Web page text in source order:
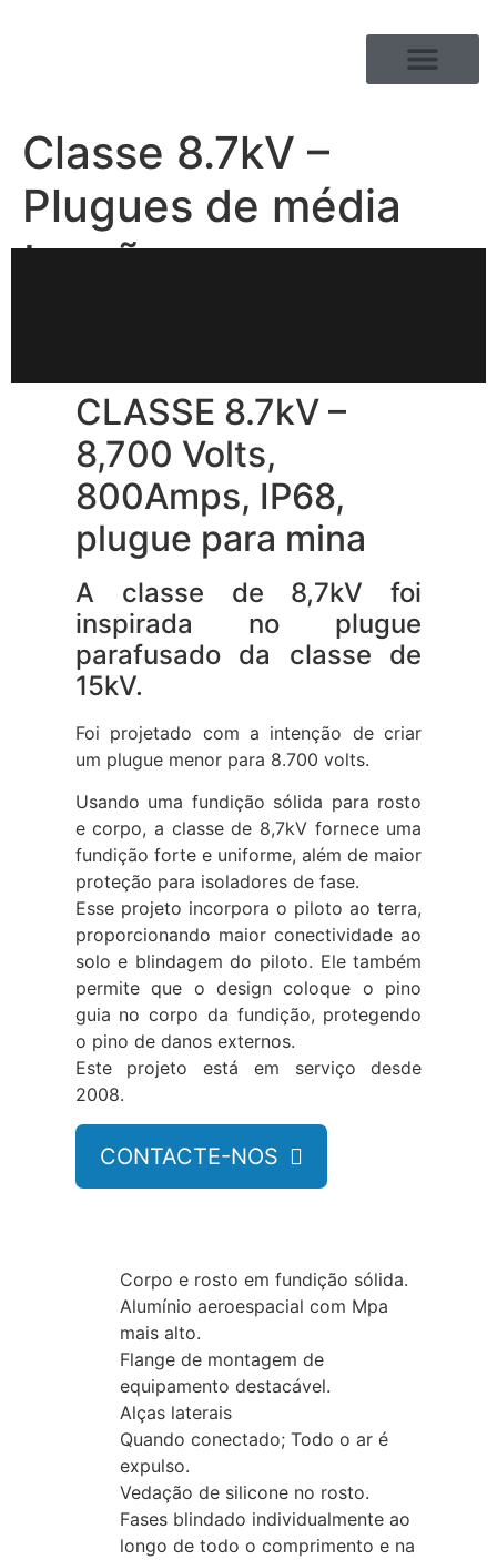
Classe 8.7kV –
Plugues de média
tensão
CLASSE 8.7kV –
8,700 Volts,
800Amps, IP68,
plugue para mina
A classe de 8,7kV foi
inspirada no plugue
parafusado da classe de
15kV.
Foi projetado com a intenção de criar
um plugue menor para 8.700 volts.
Usando uma fundição sólida para rosto
e corpo, a classe de 8,7kV fornece uma
fundição forte e uniforme, além de maior
proteção para isoladores de fase.
Esse projeto incorpora o piloto ao terra,
proporcionando maior conectividade ao
solo e blindagem do piloto. Ele também
permite que o design coloque o pino
guia no corpo da fundição, protegendo
o pino de danos externos.
Este projeto está em serviço desde
2008.
CONTACTE-NOS 
Corpo e rosto em fundição sólida.
Alumínio aeroespacial com Mpa
mais alto.
Flange de montagem de
equipamento destacável.
Alças laterais
Quando conectado; Todo o ar é
expulso.
Vedação de silicone no rosto.
Fases blindado individualmente ao
longo de todo o comprimento e na